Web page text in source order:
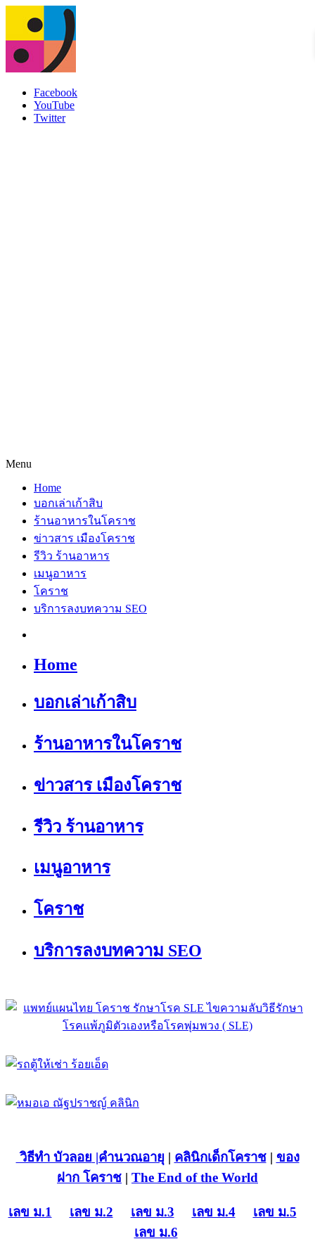
Facebook
YouTube
Twitter
Menu
Home
บอกเล่าเก้าสิบ
ร้านอาหารในโคราช
ข่าวสาร เมืองโคราช
รีวิว ร้านอาหาร
เมนูอาหาร
โคราช
บริการลงบทความ SEO
Home
บอกเล่าเก้าสิบ
ร้านอาหารในโคราช
ข่าวสาร เมืองโคราช
รีวิว ร้านอาหาร
เมนูอาหาร
โคราช
บริการลงบทความ SEO
วิธีทำ บัวลอย |คำนวณอายุ | คลินิกเด็กโคราช| ของ
ฝาก โคราช | The End of the World
เลข ม.1 เลข ม.2 เลข ม.3 เลข ม.4
เลข ม.5
เลข ม.6